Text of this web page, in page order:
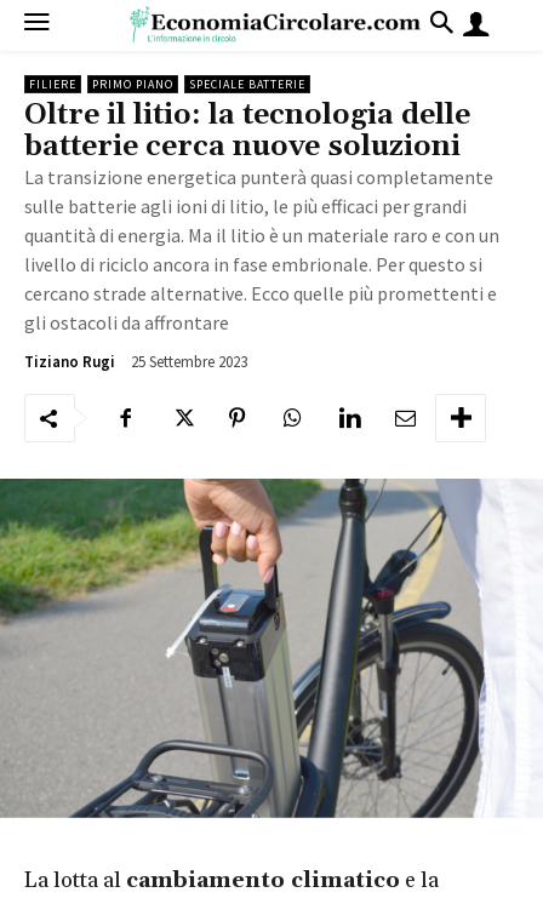
FILIERE PRIMO PIANO SPECIALE BATTERIE
Oltre il litio: la tecnologia delle
batterie cerca nuove soluzioni
La transizione energetica punterà quasi completamente
sulle batterie agli ioni di litio, le più efficaci per grandi
quantità di energia. Ma il litio è un materiale raro e con un
livello di riciclo ancora in fase embrionale. Per questo si
cercano strade alternative. Ecco quelle più promettenti e
gli ostacoli da affrontare
Tiziano Rugi 25 Settembre 2023
La lotta al cambiamento climatico e la